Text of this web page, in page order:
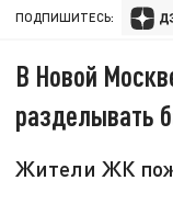
ПОДПИШИТЕСЬ:
В Новой
разделывать
Жители ЖК